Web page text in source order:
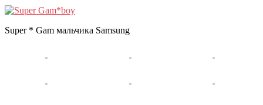
Super * Gam мальчика Samsung